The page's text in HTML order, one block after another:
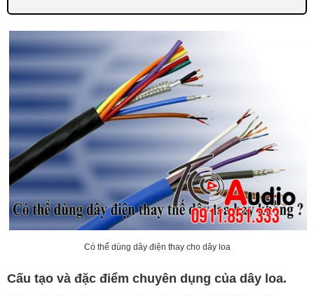
Có thể dùng dây điện thay cho dây loa
Cấu tạo và đặc điểm chuyên dụng của dây loa.